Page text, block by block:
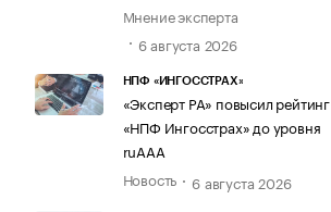
Мнение эксперта
6 августа 2026
НПФ «ИНГОССТРАХ»
«Эксперт РА» повысил рейтинг
«НПФ Ингосстрах» до уровня
ruAAA
Новость
6 августа 2026